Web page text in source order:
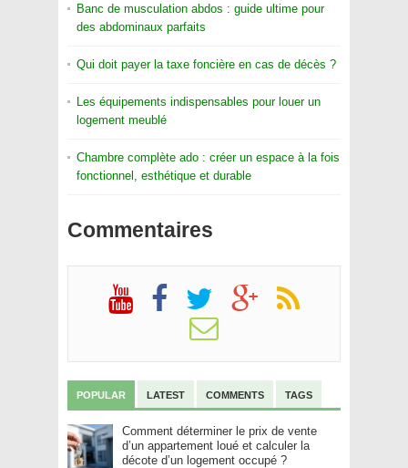
Banc de musculation abdos : guide ultime pour
des abdominaux parfaits
Qui doit payer la taxe foncière en cas de décès ?
Les équipements indispensables pour louer un
logement meublé
Chambre complète ado : créer un espace à la fois
fonctionnel, esthétique et durable
Commentaires
POPULAR LATEST COMMENTS TAGS
Comment déterminer le prix de vente
d’un appartement loué et calculer la
décote d’un logement occupé ?